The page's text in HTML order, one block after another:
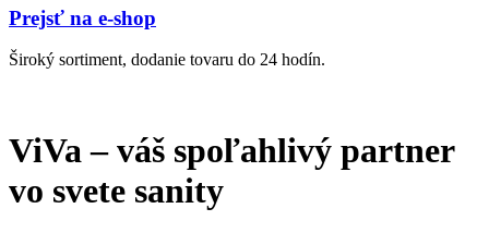
Prejsť na e-shop
Široký sortiment, dodanie tovaru do 24 hodín.
ViVa – váš spoľahlivý partner
vo svete sanity